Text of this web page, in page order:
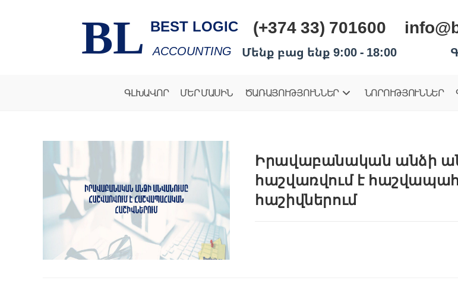
BL BEST LOGIC
ACCOUNTING
(+374 33) 701600
Մենք բաց ենք 9:00 - 18:00
ԳԼԽԱՎՈՐ ՄԵՐ ՄԱՍԻՆ ԾԱՌԱՅՈՒԹՅՈՒՆՆԵՐ ՆՈՐՈՒԹՅՈՒՆՆԵՐ
Իրավաբանական անձի
հաշվառվում է
հաշիվներում